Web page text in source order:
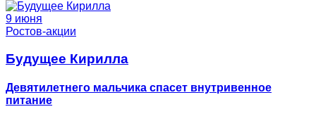
9 июня
Ростов-акции
Будущее Кирилла
Девятилетнего мальчика спасет внутривенное
питание